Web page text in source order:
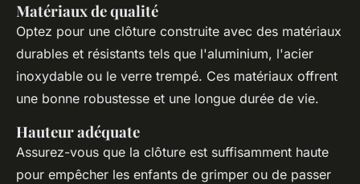
Matériaux de qualité
Optez pour une clôture construite avec des matériaux
durables et résistants tels que l'aluminium, l'acier
inoxydable ou le verre trempé. Ces matériaux offrent
une bonne robustesse et une longue durée de vie.
Hauteur adéquate
Assurez-vous que la clôture est suffisamment haute
pour empêcher les enfants de grimper ou de passer